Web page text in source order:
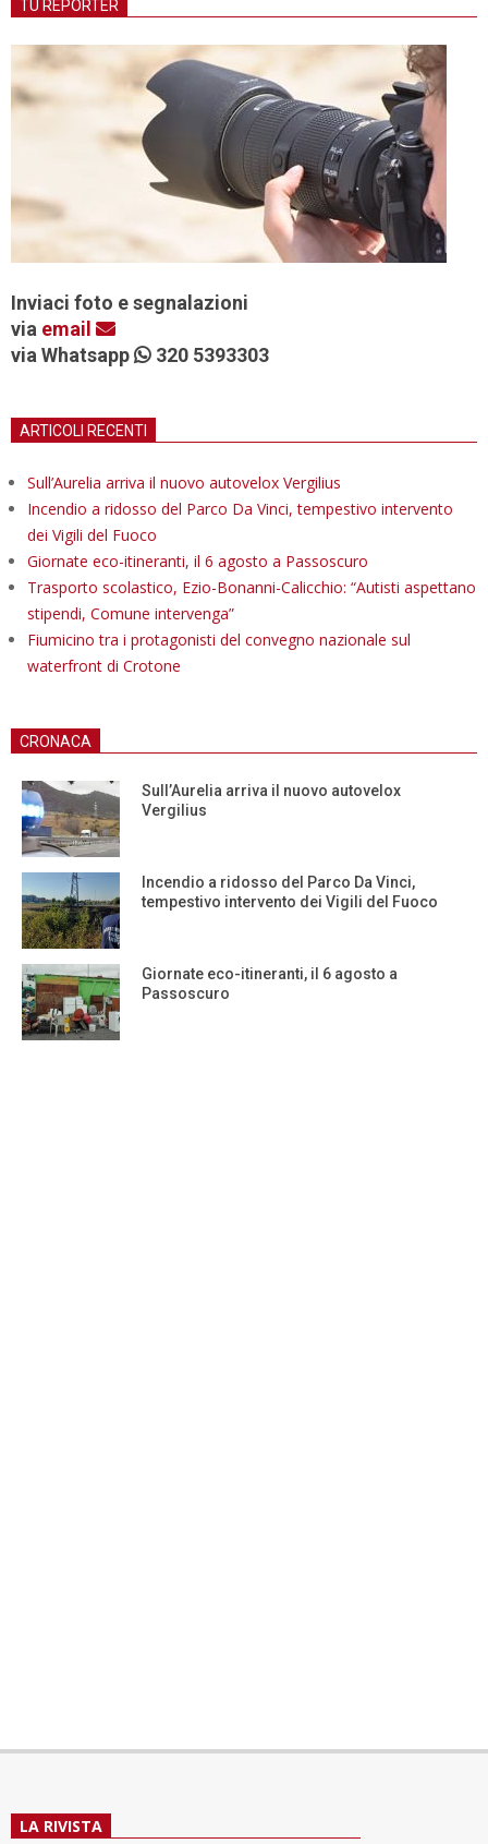
TU REPORTER
Inviaci foto e segnalazioni
via email
via Whatsapp
320 5393303
ARTICOLI RECENTI
Sull’Aurelia arriva il nuovo autovelox Vergilius
Incendio a ridosso del Parco Da Vinci, tempestivo intervento
dei Vigili del Fuoco
Giornate eco-itineranti, il 6 agosto a Passoscuro
Trasporto scolastico, Ezio-Bonanni-Calicchio: “Autisti aspettano
stipendi, Comune intervenga”
Fiumicino tra i protagonisti del convegno nazionale sul
waterfront di Crotone
CRONACA
Sull’Aurelia arriva il nuovo autovelox
Vergilius
Incendio a ridosso del Parco Da Vinci,
tempestivo intervento dei Vigili del Fuoco
Giornate eco-itineranti, il 6 agosto a
Passoscuro
LA RIVISTA